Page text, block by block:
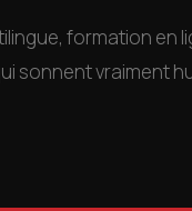
formation en
sonnent vraiment